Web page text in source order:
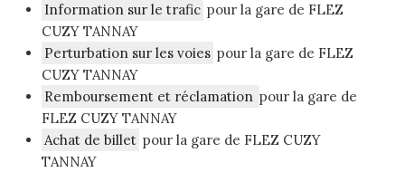
Information sur le trafic pour la gare de FLEZ
CUZY TANNAY
Perturbation sur les voies pour la gare de FLEZ
CUZY TANNAY
Remboursement et réclamation pour la gare de
FLEZ CUZY TANNAY
Achat de billet pour la gare de FLEZ CUZY
TANNAY